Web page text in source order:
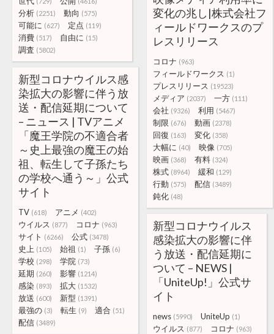
分析 (2251) 動向 (575)
可能に (627) 定点 (119)
消費 (517) 自由に (15)
調査 (5802)
変化の兆し|株式会社フ
ィールドワークスのプ
レスリリース
コロナ (963)
フィールドワークス (1)
プレスリリース (19523)
メディア (2037) 一方 (111)
会社 (9326) 利用 (5467)
制限 (676) 動画 (2378)
回復 (163) 変化 (358)
大幅に (40) 映像 (705)
映画 (368) 有料 (324)
株式 (8964) 緩和 (129)
行動 (575) 配信 (3489)
鈍化 (48)
新型コロナウイルス感
染拡大の影響に伴う放
送・配信延期について
– ニュース | TVアニメ
「魔王学院の不適合者
～史上最強の魔王の始
祖、転生して子孫たち
の学校へ通う～」公式
サイト
TV (618) アニメ (402)
ウイルス (877) コロナ (963)
サイト (6266) 公式 (3478)
史上 (105) 始祖 (1) 子孫 (6)
学校 (298) 学院 (73)
延期 (260) 影響 (1214)
感染 (893) 拡大 (1532)
放送 (600) 新型 (1391)
最強の (3) 転生 (9) 適合 (51)
配信 (3489)
新型コロナウイルス
感染拡大の影響に伴
う放送・配信延期に
ついて – NEWS |
「UniteUp!」公式サ
イト
news (5990) UniteUp (1)
ウイルス (877) コロナ (963)